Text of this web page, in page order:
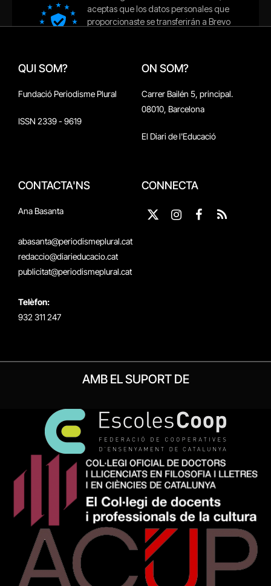
QUI SOM?
Fundació Periodisme Plural
ISSN 2339 - 9619
ON SOM?
Carrer Bailén 5, principal.
08010, Barcelona
El Diari de l'Educació
CONTACTA'NS
Ana Basanta
abasanta@periodismeplural.cat
redaccio@diarieducacio.cat
publicitat@periodismeplural.cat
Telèfon:
932 311 247
CONNECTA
X
Instagram
Facebook
RSS
AMB EL SUPORT DE